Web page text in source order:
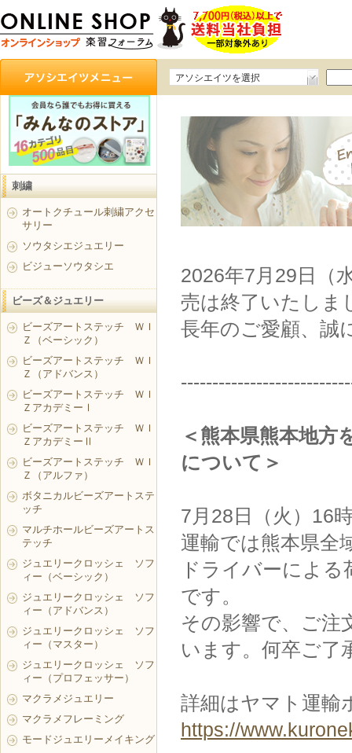
アソシエイツを選択
2026年7月29日（
売は終了いたしま
長年のご愛顧、誠
＜熊本県熊本地方
について＞
7月28日（火）16
運輸では熊本県全
ドライバーによ
です。
その影響で、ご注
います。何卒ご了
詳細はヤマト運輸
https://
刺繍
オートクチュール刺繍アクセ
サリー
ソウタシエジュエリー
ビジューソウタシエ
ビーズ＆ジュエリー
ビーズアートステッチ ＷＩ
Ｚ（ベーシック）
ビーズアートステッチ ＷＩ
Ｚ（アドバンス）
ビーズアートステッチ ＷＩ
ＺアカデミーⅠ
ビーズアートステッチ ＷＩ
ＺアカデミーⅡ
ビーズアートステッチ ＷＩ
Ｚ（アルファ）
ボタニカルビーズアートステ
ッチ
マルチホールビーズアートス
テッチ
ジュエリークロッシェ ソフ
ィー（ベーシック）
ジュエリークロッシェ ソフ
ィー（アドバンス）
ジュエリークロッシェ ソフ
ィー（マスター）
ジュエリークロッシェ ソフ
ィー（プロフェッサー）
マクラメジュエリー
マクラメフレーミング
モードジュエリーメイキング